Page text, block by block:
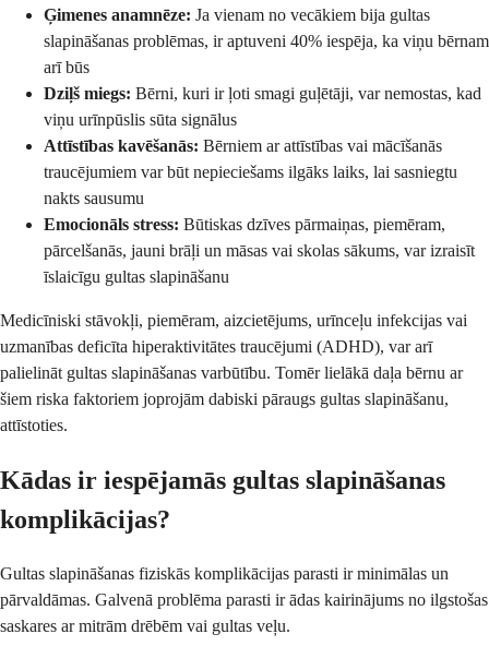
Ģimenes anamnēze: Ja vienam no vecākiem bija gultas
slapināšanas problēmas, ir aptuveni 40% iespēja, ka viņu bērnam
arī būs
Dziļš miegs: Bērni, kuri ir ļoti smagi guļētāji, var nemostas, kad
viņu urīnpūslis sūta signālus
Attīstības kavēšanās: Bērniem ar attīstības vai mācīšanās
traucējumiem var būt nepieciešams ilgāks laiks, lai sasniegtu
nakts sausumu
Emocionāls stress: Būtiskas dzīves pārmaiņas, piemēram,
pārcelšanās, jauni brāļi un māsas vai skolas sākums, var izraisīt
īslaicīgu gultas slapināšanu
Medicīniski stāvokļi, piemēram, aizcietējums, urīnceļu infekcijas vai
uzmanības deficīta hiperaktivitātes traucējumi (ADHD), var arī
palielināt gultas slapināšanas varbūtību. Tomēr lielākā daļa bērnu ar
šiem riska faktoriem joprojām dabiski pāraugs gultas slapināšanu,
attīstoties.
Kādas ir iespējamās gultas slapināšanas
komplikācijas?
Gultas slapināšanas fiziskās komplikācijas parasti ir minimālas un
pārvaldāmas. Galvenā problēma parasti ir ādas kairinājums no ilgstošas
saskares ar mitrām drēbēm vai gultas veļu.